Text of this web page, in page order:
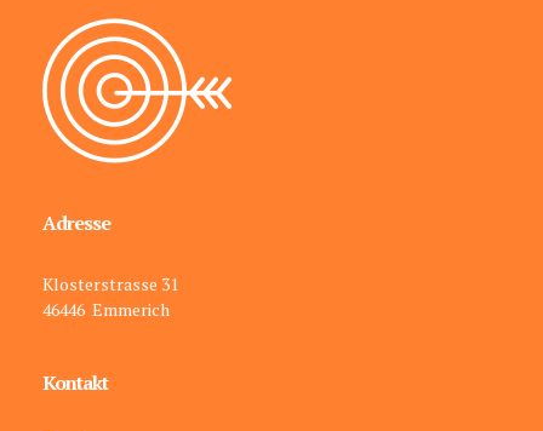
Adresse
Klosterstrasse 31
46446 Emmerich
Kontakt